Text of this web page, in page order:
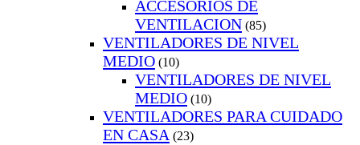
ACCESORIOS DE
VENTILACION (85)
VENTILADORES DE NIVEL
MEDIO (10)
VENTILADORES DE NIVEL
MEDIO (10)
VENTILADORES PARA CUIDADO
EN CASA (23)